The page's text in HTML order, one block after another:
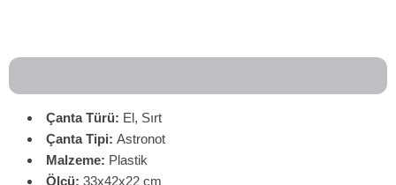
Çanta Türü: El, Sırt
Çanta Tipi: Astronot
Malzeme: Plastik
Ölçü: 33x42x22 cm